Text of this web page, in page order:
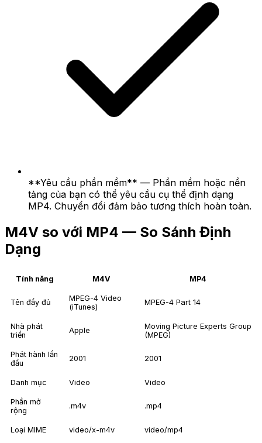
**Yêu cầu phần mềm** — Phần mềm hoặc nền
tảng của bạn có thể yêu cầu cụ thể định dạng
MP4. Chuyển đổi đảm bảo tương thích hoàn toàn.
M4V so với MP4 — So Sánh Định
Dạng
Tính năng M4V MP4
Tên đầy đủ
MPEG-4 Video
(iTunes)
MPEG-4 Part 14
Nhà phát
triển
Apple
Moving Picture Experts Group
(MPEG)
Phát hành lần
đầu
2001 2001
Danh mục Video Video
Phần mở
rộng
.m4v .mp4
Loại MIME video/x-m4v video/mp4